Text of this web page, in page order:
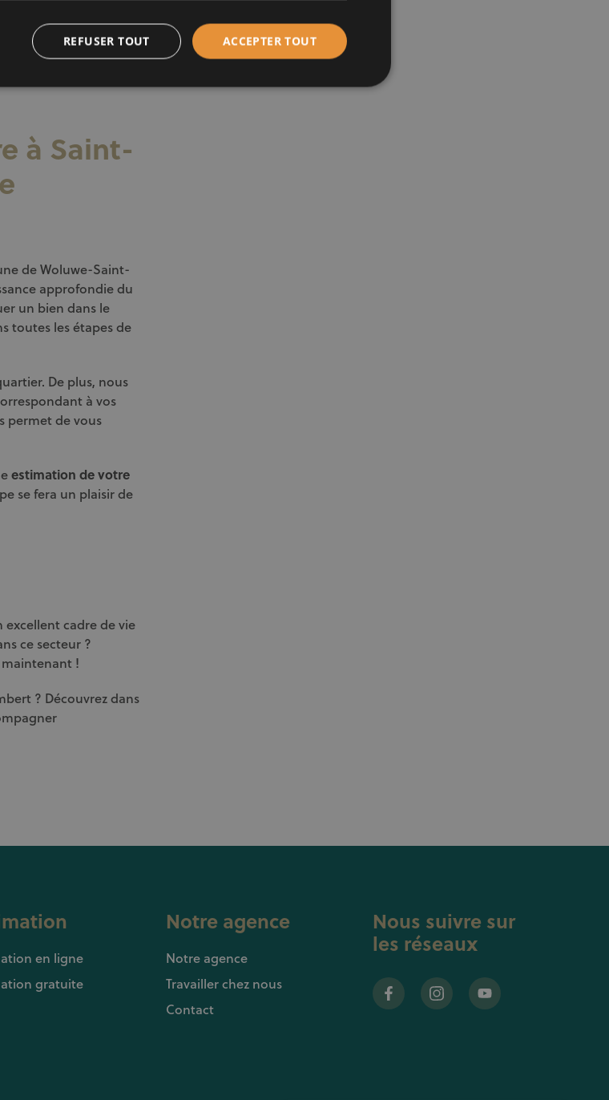
pour les
vous pourrez
et les
qualité de vie qu’il
à Saint-
de Woluwe-Saint-
approfondie du
un bien dans le
toutes les étapes de
De plus, nous
à vos
permet de vous
estimation de votre
se fera un plaisir de
cadre de vie
ce secteur ?
maintenant !
? Découvrez dans
en ligne
gratuite
Notre agence
Notre agence
Travailler chez nous
Contact
Nous suivre sur
les réseaux
ACCEPTER TOUT
REFUSER TOUT